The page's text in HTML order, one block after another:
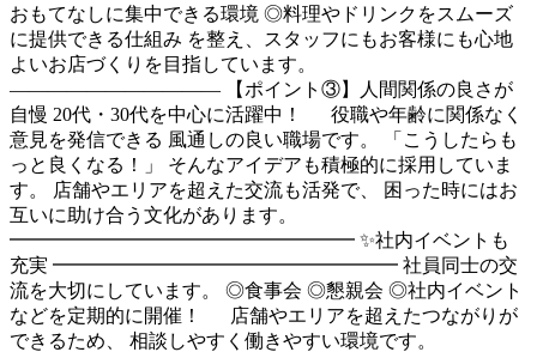
おもてなしに集中できる環境 ◎料理やドリンクをスムーズ
に提供できる仕組み を整え、スタッフにもお客様にも心地
よいお店づくりを目指しています。
――――――――――― 【ポイント③】人間関係の良さが
自慢 20代・30代を中心に活躍中！ 役職や年齢に関係なく
意見を発信できる 風通しの良い職場です。 「こうしたらも
っと良くなる！」 そんなアイデアも積極的に採用していま
す。 店舗やエリアを超えた交流も活発で、 困った時にはお
互いに助け合う文化があります。
━━━━━━━━━━━━━━━━━━ ✨社内イベントも
充実 ━━━━━━━━━━━━━━━━━━ 社員同士の交
流を大切にしています。 ◎食事会 ◎懇親会 ◎社内イベント
などを定期的に開催！ 店舗やエリアを超えたつながりが
できるため、 相談しやすく働きやすい環境です。